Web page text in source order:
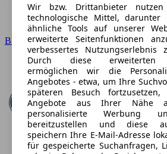
BMW
Wir bzw. Drittanbieter nutzen
technologische Mittel, darunter
ähnliche Tools auf unserer
erweiterte Seitenfunktionen
verbessertes Nutzungserlebnis
Durch diese erweiterten
ermöglichen wir die
Angebotes - etwa, um Ihre
späteren Besuch
Angebote aus Ihrer Nähe
personalisierte Werbung
bereitzustellen und diese
speichern Ihre E-Mail-Adresse
für gespeicherte Suchanfragen,